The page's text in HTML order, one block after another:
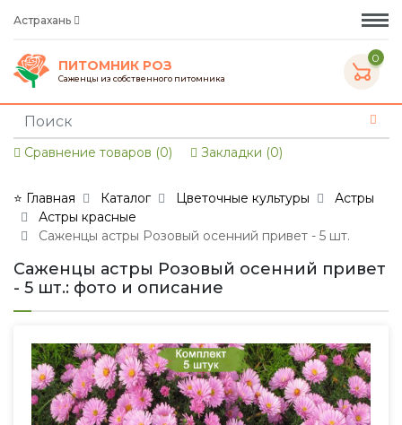
Астрахань
ПИТОМНИК РОЗ
Саженцы из собственного питомника
0
Сравнение товаров (0) Закладки (0)
⭐ Главная Каталог Цветочные культуры
Астры
Астры красные
Саженцы астры Розовый осенний привет - 5 шт.
Саженцы астры Розовый осенний привет
- 5 шт.: фото и описание